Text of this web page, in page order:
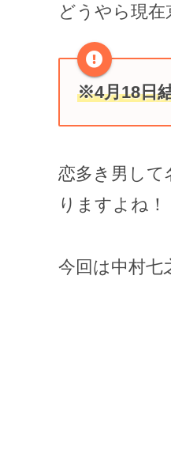
どうやら現
※4月18日
恋多き男して
りますよね！
今回は中村七